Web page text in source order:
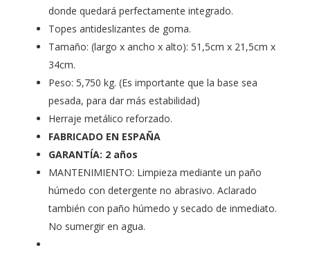
donde quedará perfectamente integrado.
Topes antideslizantes de goma.
Tamaño: (largo x ancho x alto): 51,5cm x 21,5cm x
34cm.
Peso: 5,750 kg. (Es importante que la base sea
pesada, para dar más estabilidad)
Herraje metálico reforzado.
FABRICADO EN ESPAÑA
GARANTÍA: 2 años
MANTENIMIENTO: Limpieza mediante un paño
húmedo con detergente no abrasivo. Aclarado
también con paño húmedo y secado de inmediato.
No sumergir en agua.